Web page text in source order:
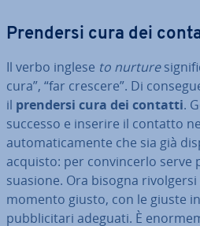
Prendersi cura dei
Il verbo inglese to nurture
cura”, “far crescere”. Di
il prendersi cura dei contatti.
successo e inserire il contatto
au­to­ma­ti­ca­men­te che sia già
acquisto: per con­vin­cer­lo
sua­sio­ne. Ora bisogna
momento giusto, con le giuste
pub­bli­ci­ta­ri adeguati. È